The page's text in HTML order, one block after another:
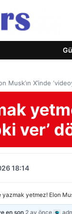
Musk’ın X’inde
ver’
18:14
yetmez! Elon
en son 2 ay önce